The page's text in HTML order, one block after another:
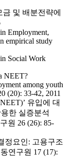
금 및 배분전략에
Employment,
empirical study
Social Work
NEET?
among youth
(20): 33-42, 2011
유입에 대
한 실증분석
원 26 (26): 85-
정요인: 고용구조
연구원 17 (17):